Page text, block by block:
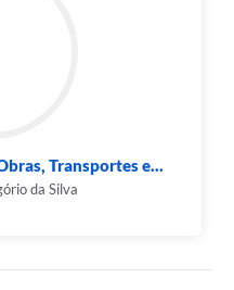
Transportes e...
da Silva